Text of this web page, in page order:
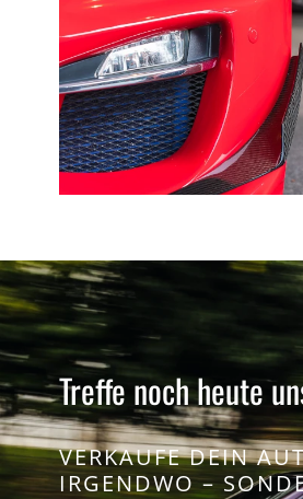
Treffe noch heute
VERKAUFE DEIN
IRGENDWO –